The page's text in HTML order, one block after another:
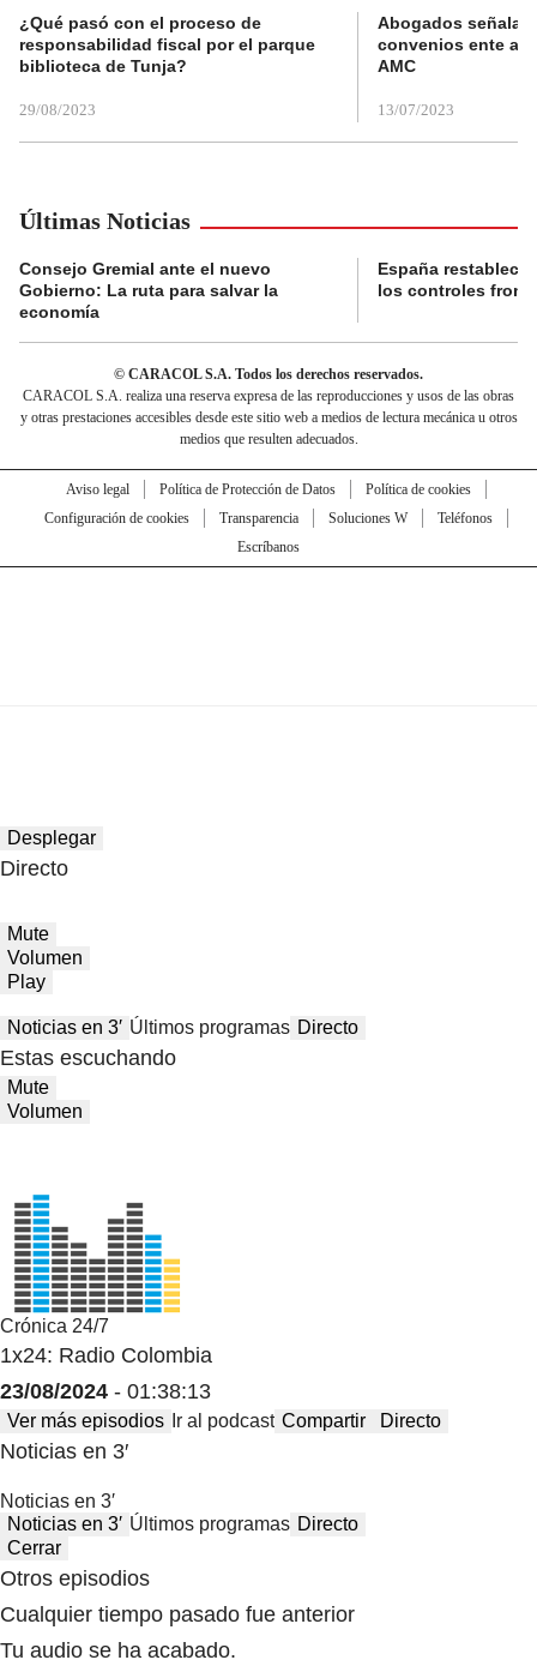
¿Qué pasó con el proceso de
responsabilidad fiscal por el parque
biblioteca de Tunja?
29/08/2023
Abogados
convenios ente
AMC
13/07/2023
Últimas Noticias
Consejo Gremial ante el nuevo
Gobierno: La ruta para salvar la
economía
España restablece
los controles
© CARACOL S.A. Todos los derechos reservados.
CARACOL S.A. realiza una reserva expresa de las reproducciones y usos de las obras
y otras prestaciones accesibles desde este sitio web a medios de lectura mecánica u otros
medios que resulten adecuados.
Aviso legal Política de Protección de Datos
Política de cookies
Configuración de cookies
Transparencia Soluciones W
Teléfonos
Escríbanos
Desplegar
Directo
Mute
Volumen
Play
Noticias en 3′ Últimos programas Directo
Estas escuchando
Mute
Volumen
Crónica 24/7
1x24: Radio Colombia
23/08/2024 - 01:38:13
Ver más episodios Ir al podcast Compartir Directo
Noticias en 3′
Noticias en 3′
Noticias en 3′ Últimos programas Directo
Cerrar
Otros episodios
Cualquier tiempo pasado fue anterior
Tu audio se ha acabado.